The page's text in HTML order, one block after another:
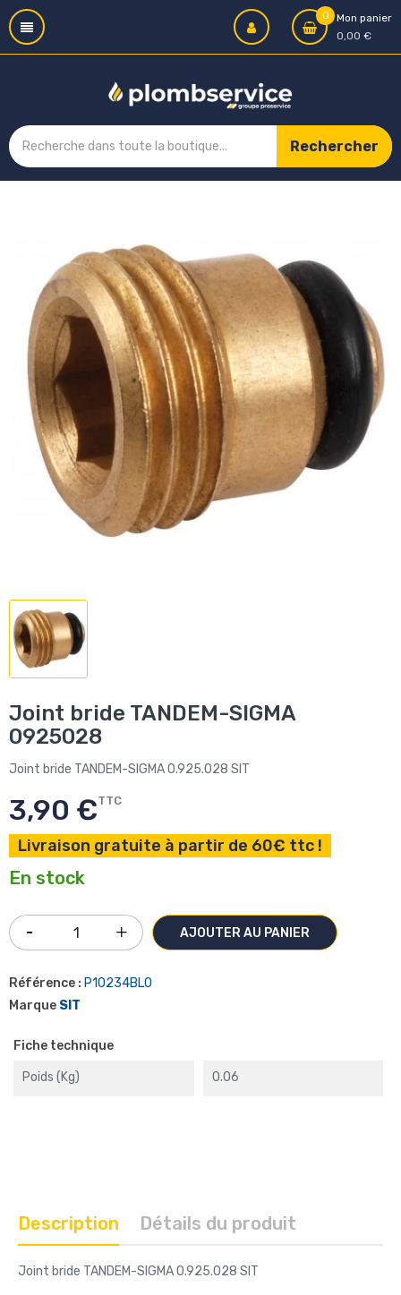
0
Mon panier
0,00 €
Rechercher
Joint bride TANDEM-SIGMA
0925028
Joint bride TANDEM-SIGMA 0.925.028 SIT
3,90 €TTC
Livraison gratuite à partir de 60€ ttc !
En stock
AJOUTER AU PANIER
Référence : P10234BLO
Marque SIT
Fiche technique
Poids (kg) 0.06
Description Détails du produit
Joint bride TANDEM-SIGMA 0.925.028 SIT